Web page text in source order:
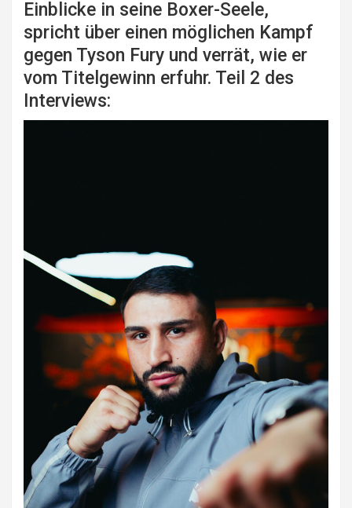
Einblicke in seine Boxer-Seele,
spricht über einen möglichen Kampf
gegen Tyson Fury und verrät, wie er
vom Titelgewinn erfuhr. Teil 2 des
Interviews: